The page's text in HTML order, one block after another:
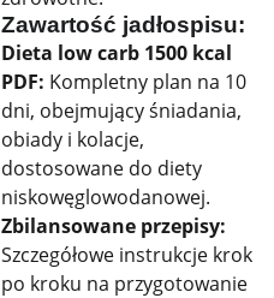
Zawartość jadłospisu:
Dieta low carb 1500 kcal
PDF: Kompletny plan na 10
dni, obejmujący śniadania,
obiady i kolacje,
dostosowane do diety
niskowęglowodanowej.
Zbilansowane przepisy:
Szczegółowe instrukcje krok
po kroku na przygotowanie